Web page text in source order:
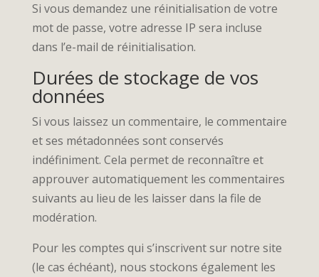
Si vous demandez une réinitialisation de votre
mot de passe, votre adresse IP sera incluse
dans l’e-mail de réinitialisation.
Durées de stockage de vos
données
Si vous laissez un commentaire, le commentaire
et ses métadonnées sont conservés
indéfiniment. Cela permet de reconnaître et
approuver automatiquement les commentaires
suivants au lieu de les laisser dans la file de
modération.
Pour les comptes qui s’inscrivent sur notre site
(le cas échéant), nous stockons également les